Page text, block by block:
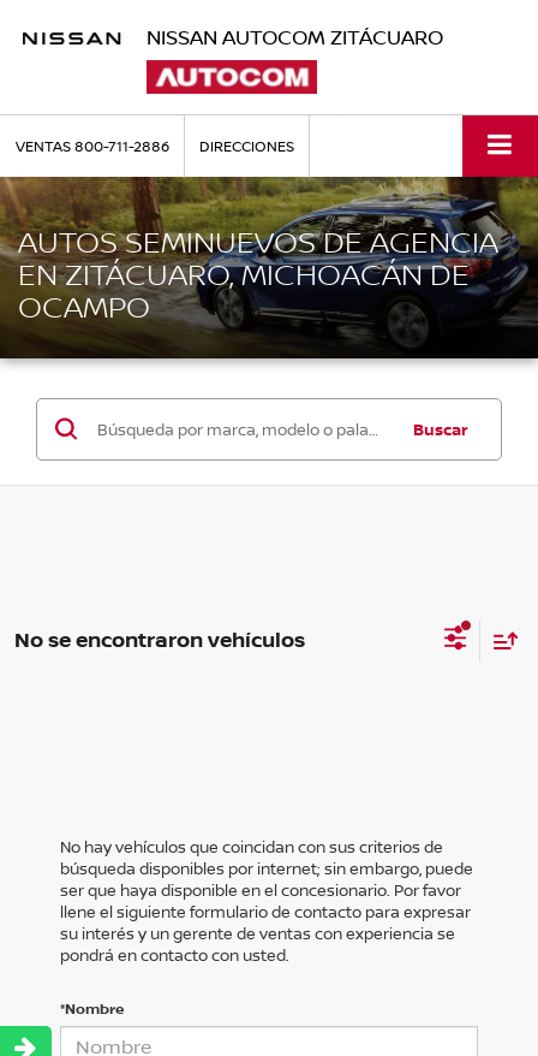
NISSAN AUTOCOM ZITÁCUARO
VENTAS800-711-2886 DIRECCIONES
AUTOS SEMINUEVOS DE AGENCIA
EN ZITÁCUARO, MICHOACÁN DE
OCAMPO
Buscar
No se encontraron vehículos
No hay vehículos que coincidan con sus criterios de
búsqueda disponibles por internet; sin embargo, puede
ser que haya disponible en el concesionario. Por favor
llene el siguiente formulario de contacto para expresar
su interés y un gerente de ventas con experiencia se
pondrá en contacto con usted.
*Nombre